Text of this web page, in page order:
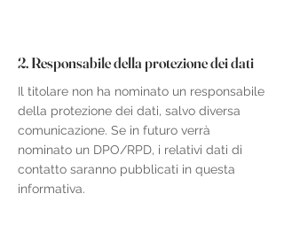
2. Responsabile della protezione dei dati
Il titolare non ha nominato un responsabile
della protezione dei dati, salvo diversa
comunicazione. Se in futuro verrà
nominato un DPO/RPD, i relativi dati di
contatto saranno pubblicati in questa
informativa.